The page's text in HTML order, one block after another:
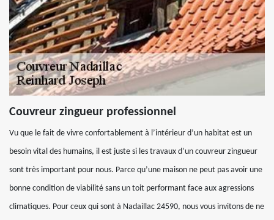
Couvreur zingueur professionnel
Vu que le fait de vivre confortablement à l’intérieur d’un habitat est un
besoin vital des humains, il est juste si les travaux d’un couvreur zingueur
sont très important pour nous. Parce qu’une maison ne peut pas avoir une
bonne condition de viabilité sans un toit performant face aux agressions
climatiques. Pour ceux qui sont à Nadaillac 24590, nous vous invitons de ne